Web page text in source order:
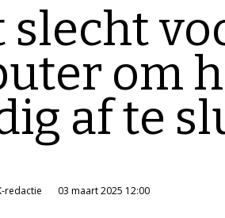
slecht
om
af te
redactie 03 maart 2025 12:00